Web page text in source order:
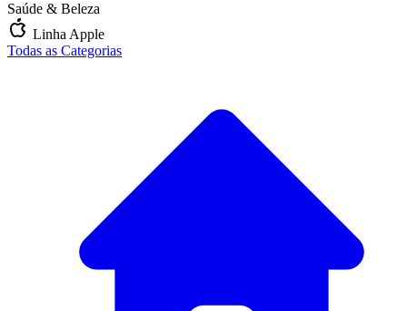
Saúde & Beleza
Linha Apple
Todas as Categorias